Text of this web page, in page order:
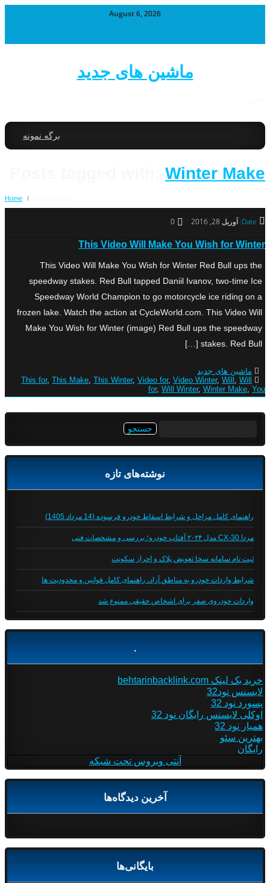
August 6, 2026
ماشین های جدید
برگه نمونه
Winter Make
Home /
Date: آوریل 28, 2016 0
This Video Will Make You Wish for Winter
This Video Will Make You Wish for Winter Red Bull ups the
speedway stakes. Red Bull tapped Daniil Ivanov, two-time Ice
Speedway World Champion to go motorcycle ice riding on a
frozen lake. Watch the action at CycleWorld.com. This Video Will
Make You Wish for Winter (image) Red Bull ups the speedway
stakes. Red Bull […]
ماشین های جدید
This for, This Make, This Winter, Video for, Video Winter, Will , Will
for, Will Winter, Winter Make, You
نوشته‌های تازه
راهنمای کامل مراحل و شرایط اسقاط خودرو فرسوده (14 مرداد 1405)
مزدا CX-30 مدل ۲۰۲۴ آفتاب خودرو؛ بررسی و مشخصات فنی
ثبت نام سامانه سخا تعویض پلاک و احراز سکونت
شرایط واردات خودرو به مناطق آزاد، راهنمای کامل قوانین و محدودیت ها
واردات خودروی صفر برای اشخاص حقیقی ممنوع شد
.
خرید بک لینک behtarinbacklink.com
لایسنس نود32
پسورد نود 32
اوکلی لایسنس رایگان نود 32
همیار نود 32
بهترین سئو
رایگان
آنتی ویروس تحت شبکه
آخرین دیدگاه‌ها
بایگانی‌ها